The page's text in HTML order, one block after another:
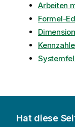
Arbeiten
Formel-
Hat diese